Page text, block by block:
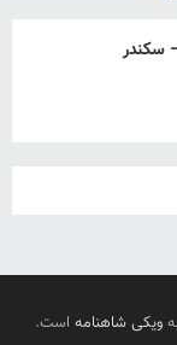
سکندر
ویکی شاهنامه است.